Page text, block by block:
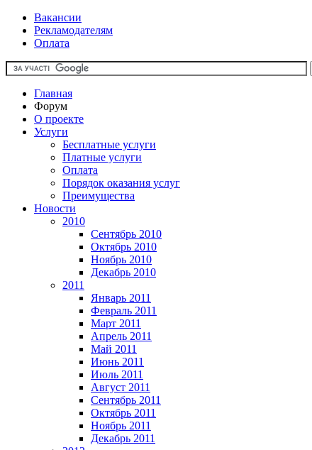
Вакансии
Рекламодателям
Оплата
Главная
Форум
О проекте
Услуги
Бесплатные услуги
Платные услуги
Оплата
Порядок оказания услуг
Преимущества
Новости
2010
Сентябрь 2010
Октябрь 2010
Ноябрь 2010
Декабрь 2010
2011
Январь 2011
Февраль 2011
Март 2011
Апрель 2011
Май 2011
Июнь 2011
Июль 2011
Август 2011
Сентябрь 2011
Октябрь 2011
Ноябрь 2011
Декабрь 2011